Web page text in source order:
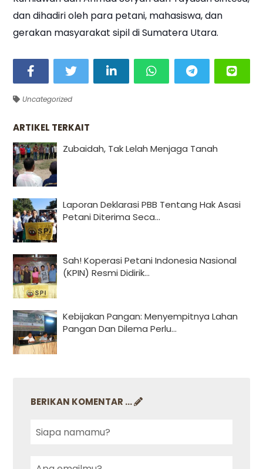
dan dihadiri oleh para petani, mahasiswa, dan
gerakan masyarakat sipil di Sumatera Utara.
Uncategorized
ARTIKEL TERKAIT
Zubaidah, Tak Lelah Menjaga Tanah
Laporan Deklarasi PBB Tentang Hak Asasi
Petani Diterima Seca...
Sah! Koperasi Petani Indonesia Nasional
(KPIN) Resmi Didirik...
Kebijakan Pangan: Menyempitnya Lahan
Pangan Dan Dilema Perlu...
BERIKAN KOMENTAR ...